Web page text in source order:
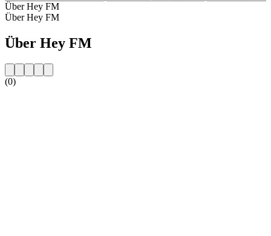
Über Hey FM
Über Hey FM
Über Hey FM
(0)